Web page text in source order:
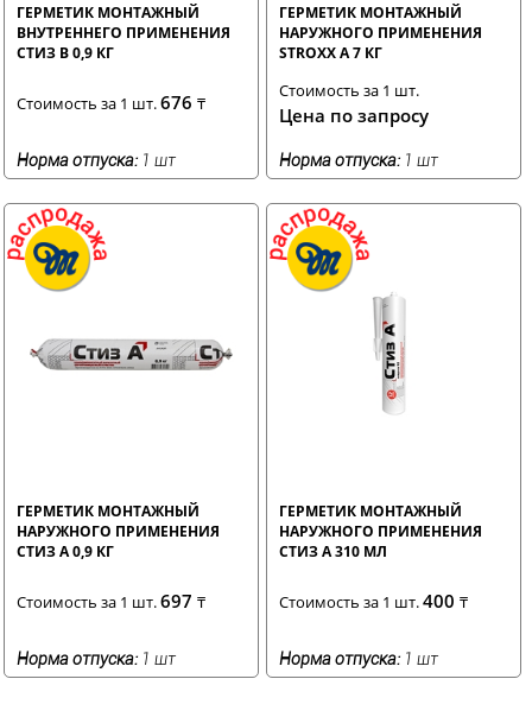
ГЕРМЕТИК МОНТАЖНЫЙ
ВНУТРЕННЕГО ПРИМЕНЕНИЯ
СТИЗ В 0,9 КГ
Стоимость за 1 шт.676 ₸
Норма отпуска: 1 шт
ГЕРМЕТИК МОНТАЖНЫЙ
НАРУЖНОГО ПРИМЕНЕНИЯ
STROXX А 7 КГ
Стоимость за 1 шт.
Цена по запросу
Норма отпуска: 1 шт
ГЕРМЕТИК МОНТАЖНЫЙ
НАРУЖНОГО ПРИМЕНЕНИЯ
СТИЗ А 0,9 КГ
Стоимость за 1 шт.697 ₸
Норма отпуска: 1 шт
ГЕРМЕТИК МОНТАЖНЫЙ
НАРУЖНОГО ПРИМЕНЕНИЯ
СТИЗ А 310 МЛ
Стоимость за 1 шт.400₸
Норма отпуска: 1 шт